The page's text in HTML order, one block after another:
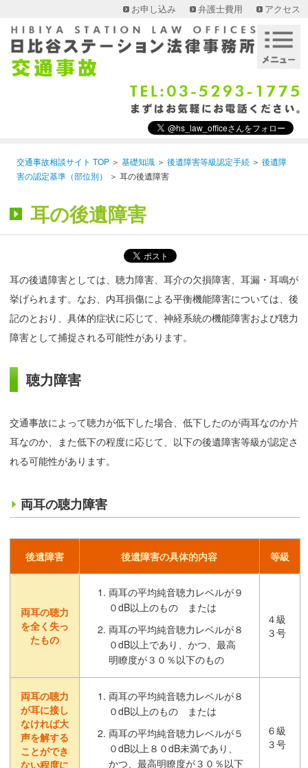
アクセス
弁護士費用
お申し込み
交通事故相談サイト TOP＞ 基礎知識＞ 後遺障害等級認定手続＞ 後遺障
害の認定基準（部位別）
＞ 耳の後遺障害
耳の後遺障害
耳の後遺障害としては、聴力障害、耳介の欠損障害、耳漏・耳鳴が
挙げられます。なお、内耳損傷による平衡機能障害については、後
記のとおり、具体的症状に応じて、神経系統の機能障害および聴力
障害として捕捉される可能性があります。
聴力障害
交通事故によって聴力が低下した場合、低下したのが両耳なのか片
耳なのか、また低下の程度に応じて、以下の後遺障害等級が認定さ
れる可能性があります。
両耳の聴力障害
後遺障害 後遺障害の具体的内容 等級
両耳の聴力
を全く失っ
たもの
両耳の平均純音聴力レベルが９
０dB以上のもの または
両耳の平均純音聴力レベルが８
０dB以上であり、かつ、最高
明瞭度が３０％以下のもの
４級
３号
両耳の聴力
が耳に接し
なければ大
声を解する
ことができ
ない程度に
両耳の平均純音聴力レベルが８
０dB以上のもの または
両耳の平均純音聴力レベルが５
０dB以上８０dB未満であり、
かつ、最高明瞭度が３０％以下
６級
３号